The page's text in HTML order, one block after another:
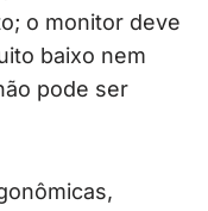
o monitor deve
baixo nem
pode ser